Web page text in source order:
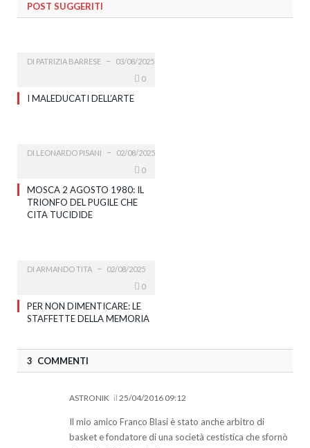
POST SUGGERITI
DI PATRIZIA BARRESE
03/08/2025
0
I MALEDUCATI DELL’ARTE
DI LEONARDO PISANI
02/08/2025
0
MOSCA 2 AGOSTO 1980: IL
TRIONFO DEL PUGILE CHE
CITA TUCIDIDE
DI ARMANDO TITA
02/08/2025
0
PER NON DIMENTICARE: LE
STAFFETTE DELLA MEMORIA
3 COMMENTI
ASTRONIK il 25/04/2016 09:12
Il mio amico Franco Blasi è stato anche arbitro di
basket e fondatore di una società cestistica che sfornò